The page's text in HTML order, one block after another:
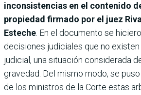
inconsistencias en el contenido
propiedad firmado por el juez
Esteche. En el documento se
decisiones judiciales que no
judicial, una situación considerada
gravedad. Del mismo modo, se
de los ministros de la Corte estas